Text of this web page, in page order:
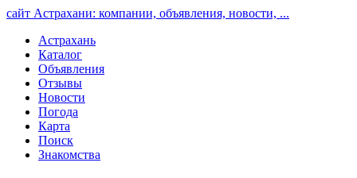
сайт Астрахани: компании, объявления, новости, ...
Астрахань
Каталог
Объявления
Отзывы
Новости
Погода
Карта
Поиск
Знакомства